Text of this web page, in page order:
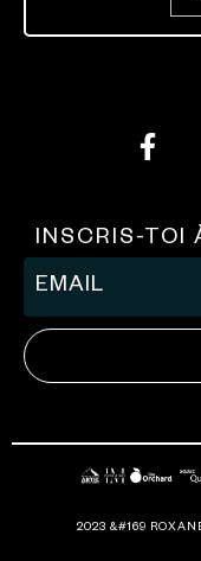
INSCRIS-TOI
2023 &#169